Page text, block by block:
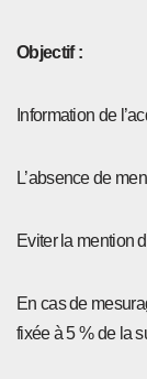
Objectif :
Information de
L’absence de
Eviter la mention
En cas de
fixée à 5 % de la